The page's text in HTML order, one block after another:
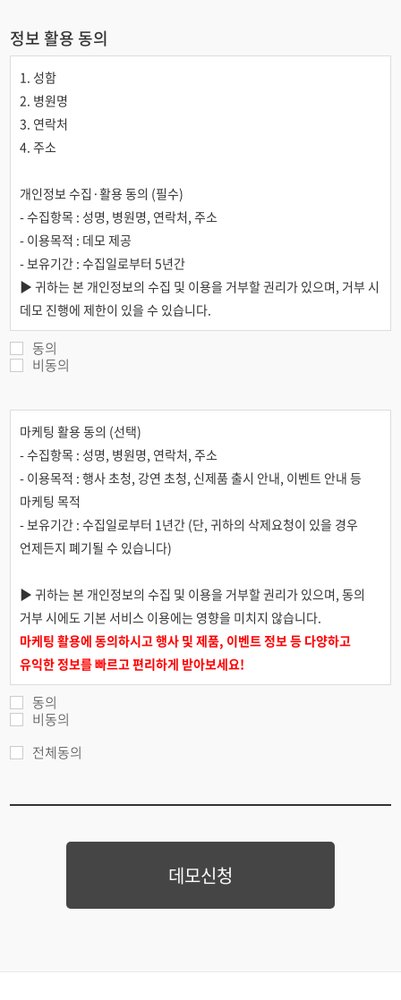
정보 활용 동의
1. 성함
2. 병원명
3. 연락처
4. 주소
개인정보 수집·활용 동의 (필수)
- 수집항목 : 성명, 병원명, 연락처, 주소
- 이용목적 : 데모 제공
- 보유기간 : 수집일로부터 5년간
▶ 귀하는 본 개인정보의 수집 및 이용을 거부할 권리가 있으며, 거부 시
데모 진행에 제한이 있을 수 있습니다.
동의
비동의
마케팅 활용 동의 (선택)
- 수집항목 : 성명, 병원명, 연락처, 주소
- 이용목적 : 행사 초청, 강연 초청, 신제품 출시 안내, 이벤트 안내 등
마케팅 목적
- 보유기간 : 수집일로부터 1년간 (단, 귀하의 삭제요청이 있을 경우
언제든지 폐기될 수 있습니다)
▶ 귀하는 본 개인정보의 수집 및 이용을 거부할 권리가 있으며, 동의
거부 시에도 기본 서비스 이용에는 영향을 미치지 않습니다.
마케팅 활용에 동의하시고 행사 및 제품, 이벤트 정보 등 다양하고
유익한 정보를 빠르고 편리하게 받아보세요!
동의
비동의
전체동의
데모신청